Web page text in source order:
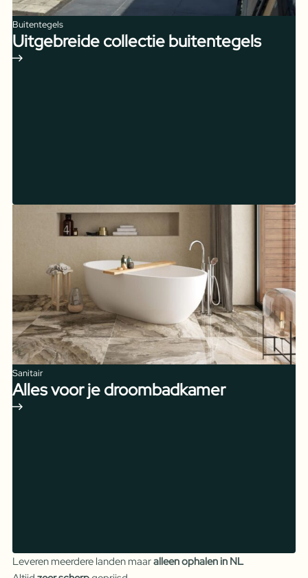
Buitentegels
Uitgebreide collectie buitentegels
Sanitair
Alles voor je droombadkamer
Leveren meerdere landen maaralleen ophalen in NL